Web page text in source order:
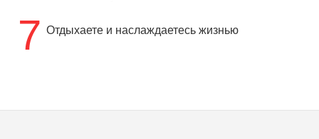
7 Отдыхаете и наслаждаетесь жизнью